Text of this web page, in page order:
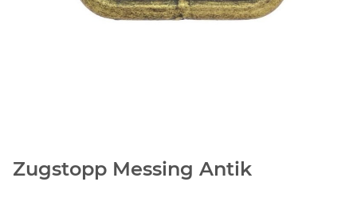
Zugstopp Messing Antik